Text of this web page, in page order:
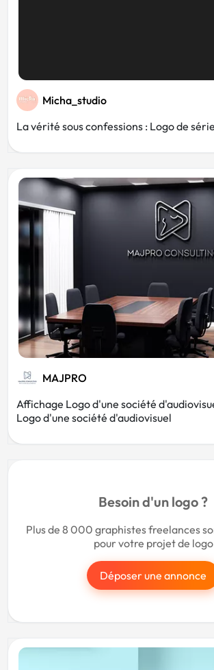
Micha_studio
La vérité sous confessions : Logo de
MAJPRO
Affichage Logo d'une société
Logo d'une société d'audiovisuel
Besoin d'un logo ?
Plus de 8 000 graphistes freelances
pour votre projet de logo
Déposer une annonce